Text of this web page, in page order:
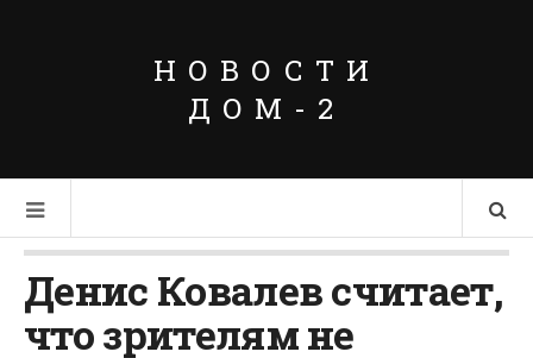
НОВОСТИ
ДОМ-2
Денис Ковалев считает,
что зрителям не